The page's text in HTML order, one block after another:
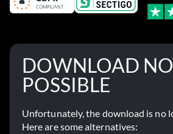
DOWNLOAD
POSSIBLE
Unfortunately, the download is no
Here are some alternatives: